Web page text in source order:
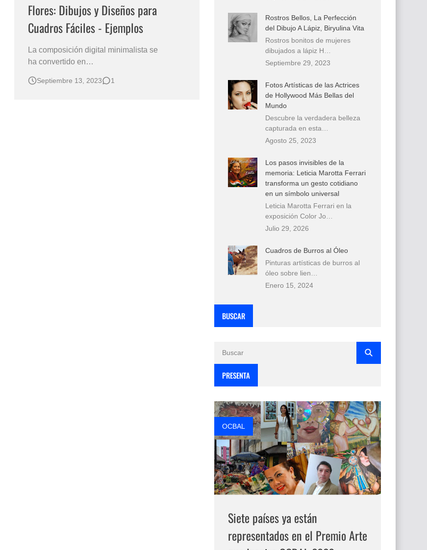
Flores: Dibujos y Diseños para
Cuadros Fáciles - Ejemplos
La composición digital minimalista se
ha convertido en
hora hacer dibujos para cuadros con diseños
Septiembre 13, 2023 1
Rostros Bellos, La Perfección
del Dibujo A Lápiz, Biryulina Vita
Rostros bonitos de mujeres
dibujados a lápiz H…
Septiembre 29, 2023
Fotos Artísticas de las Actrices
de Hollywood Más Bellas del
Mundo
Descubre la verdadera belleza
capturada en esta…
Agosto 25, 2023
Los pasos invisibles de la
memoria: Leticia Marotta Ferrari
transforma un gesto cotidiano
en un símbolo universal
Leticia Marotta Ferrari en la
exposición Color Jo…
Julio 29, 2026
Cuadros de Burros al Óleo
Pinturas artísticas de burros al
óleo sobre lien…
Enero 15, 2024
BUSCAR
PRESENTA
OCBAL
Siete países ya están
representados en el Premio Arte